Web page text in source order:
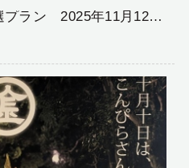
ラン 2025年11月12月